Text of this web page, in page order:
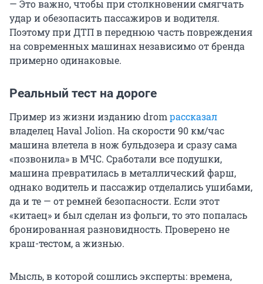
— Это важно, чтобы при столкновении смягчать
удар и обезопасить пассажиров и водителя.
Поэтому при ДТП в переднюю часть повреждения
на современных машинах независимо от бренда
примерно одинаковые.
Реальный тест на дороге
Пример из жизни изданию drom рассказал
владелец Haval Jolion. На скорости 90 км/час
машина влетела в нож бульдозера и сразу сама
«позвонила» в МЧС. Сработали все подушки,
машина превратилась в металлический фарш,
однако водитель и пассажир отделались ушибами,
да и те — от ремней безопасности. Если этот
«китаец» и был сделан из фольги, то это попалась
бронированная разновидность. Проверено не
краш-тестом, а жизнью.
Мысль, в которой сошлись эксперты: времена,